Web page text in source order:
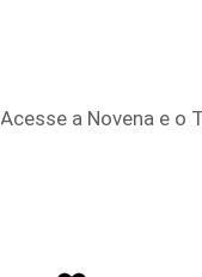
Acesse a Novena e o